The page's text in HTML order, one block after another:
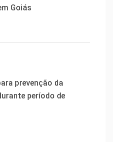
Goiás
prevenção da
período de